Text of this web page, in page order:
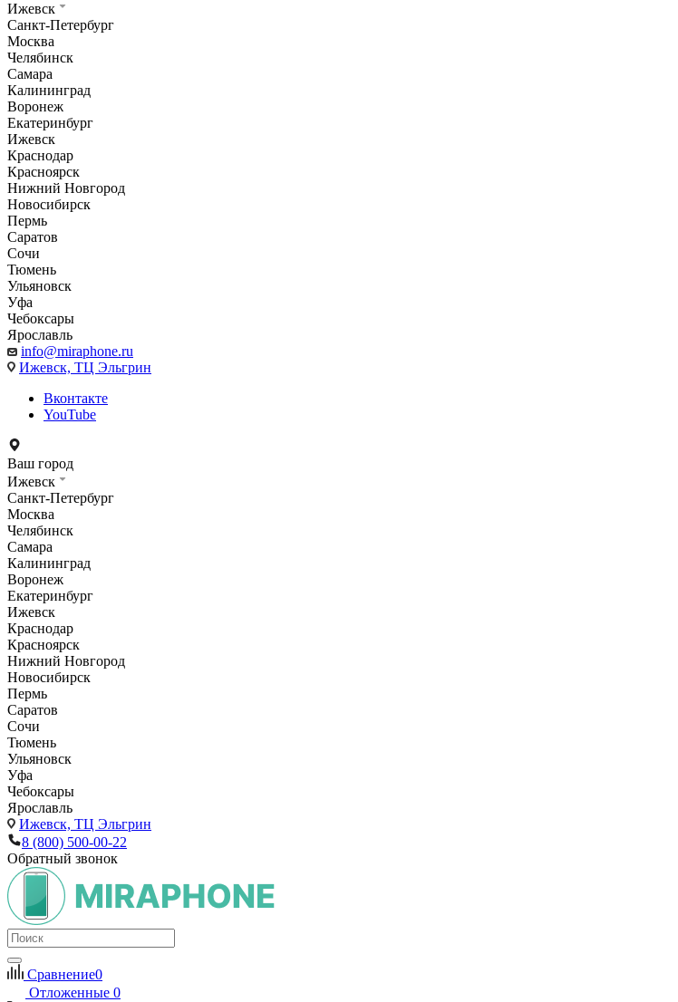
Ижевск
Санкт-Петербург
Москва
Челябинск
Самара
Калининград
Воронеж
Екатеринбург
Ижевск
Краснодар
Красноярск
Нижний Новгород
Новосибирск
Пермь
Саратов
Сочи
Тюмень
Ульяновск
Уфа
Чебоксары
Ярославль
info@miraphone.ru
Ижевск, ТЦ Эльгрин
Вконтакте
YouTube
Ваш город
Ижевск
Санкт-Петербург
Москва
Челябинск
Самара
Калининград
Воронеж
Екатеринбург
Ижевск
Краснодар
Красноярск
Нижний Новгород
Новосибирск
Пермь
Саратов
Сочи
Тюмень
Ульяновск
Уфа
Чебоксары
Ярославль
Ижевск, ТЦ Эльгрин
8 (800) 500-00-22
Обратный звонок
Сравнение0
Отложенные 0